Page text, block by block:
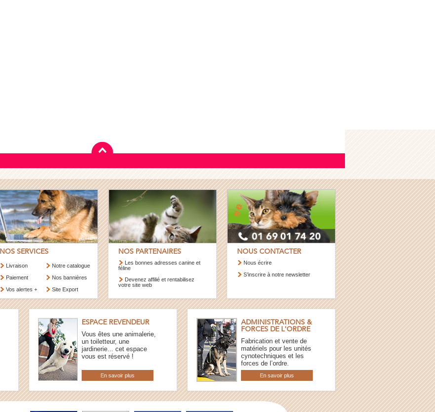
NOS SERVICES
Livraison
Paiement
Vos alertes +
Notre catalogue
Nos bannières
Site Export
NOS PARTENAIRES
Les bonnes adresses canine et
féline
Devenez affilié et rentabilisez
votre site web
NOUS CONTACTER
Nous écrire
S’inscrire à notre newsletter
ESPACE REVENDEUR
Vous êtes une animalerie,
un toiletteur, une
jardinerie... cet espace
vous est réservé !
En savoir plus
ADMINISTRATIONS &
FORCES DE L'ORDRE
Fabrication et vente de
matériels pour les unités
cynotechniques et les
forces de l’ordre.
En savoir plus